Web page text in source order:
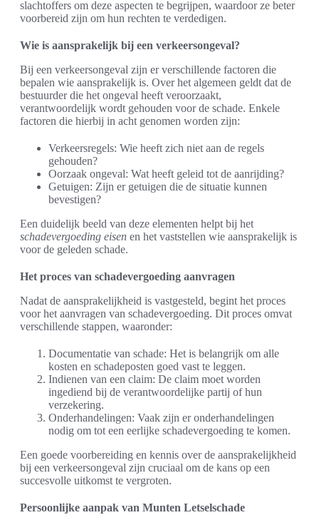
slachtoffers om deze aspecten te begrijpen, waardoor ze beter
voorbereid zijn om hun rechten te verdedigen.
Wie is aansprakelijk bij een verkeersongeval?
Bij een verkeersongeval zijn er verschillende factoren die
bepalen wie aansprakelijk is. Over het algemeen geldt dat de
bestuurder die het ongeval heeft veroorzaakt,
verantwoordelijk wordt gehouden voor de schade. Enkele
factoren die hierbij in acht genomen worden zijn:
Verkeersregels: Wie heeft zich niet aan de regels
gehouden?
Oorzaak ongeval: Wat heeft geleid tot de aanrijding?
Getuigen: Zijn er getuigen die de situatie kunnen
bevestigen?
Een duidelijk beeld van deze elementen helpt bij het
schadevergoeding eisen en het vaststellen wie aansprakelijk is
voor de geleden schade.
Het proces van schadevergoeding aanvragen
Nadat de aansprakelijkheid is vastgesteld, begint het proces
voor het aanvragen van schadevergoeding. Dit proces omvat
verschillende stappen, waaronder:
Documentatie van schade: Het is belangrijk om alle
kosten en schadeposten goed vast te leggen.
Indienen van een claim: De claim moet worden
ingediend bij de verantwoordelijke partij of hun
verzekering.
Onderhandelingen: Vaak zijn er onderhandelingen
nodig om tot een eerlijke schadevergoeding te komen.
Een goede voorbereiding en kennis over de aansprakelijkheid
bij een verkeersongeval zijn cruciaal om de kans op een
succesvolle uitkomst te vergroten.
Persoonlijke aanpak van Munten Letselschade